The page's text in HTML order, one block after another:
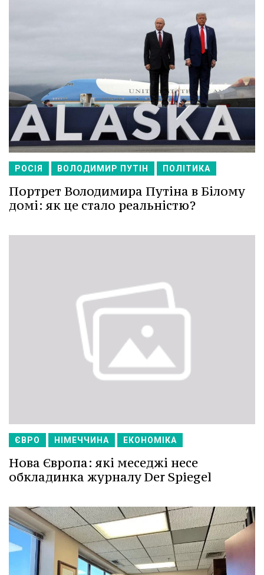
РОСІЯ ВОЛОДИМИР ПУТІН ПОЛІТИКА
Портрет Володимира Путіна в Білому
домі: як це стало реальністю?
ЄВРО НІМЕЧЧИНА ЕКОНОМІКА
Нова Європа: які меседжі несе
обкладинка журналу Der Spiegel